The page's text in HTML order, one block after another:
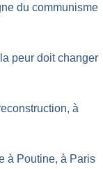
du communisme
peur doit changer
à
à Poutine, à Paris